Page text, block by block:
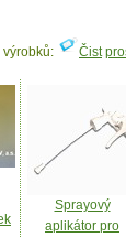
Čist
Sprayový
aplikátor pro